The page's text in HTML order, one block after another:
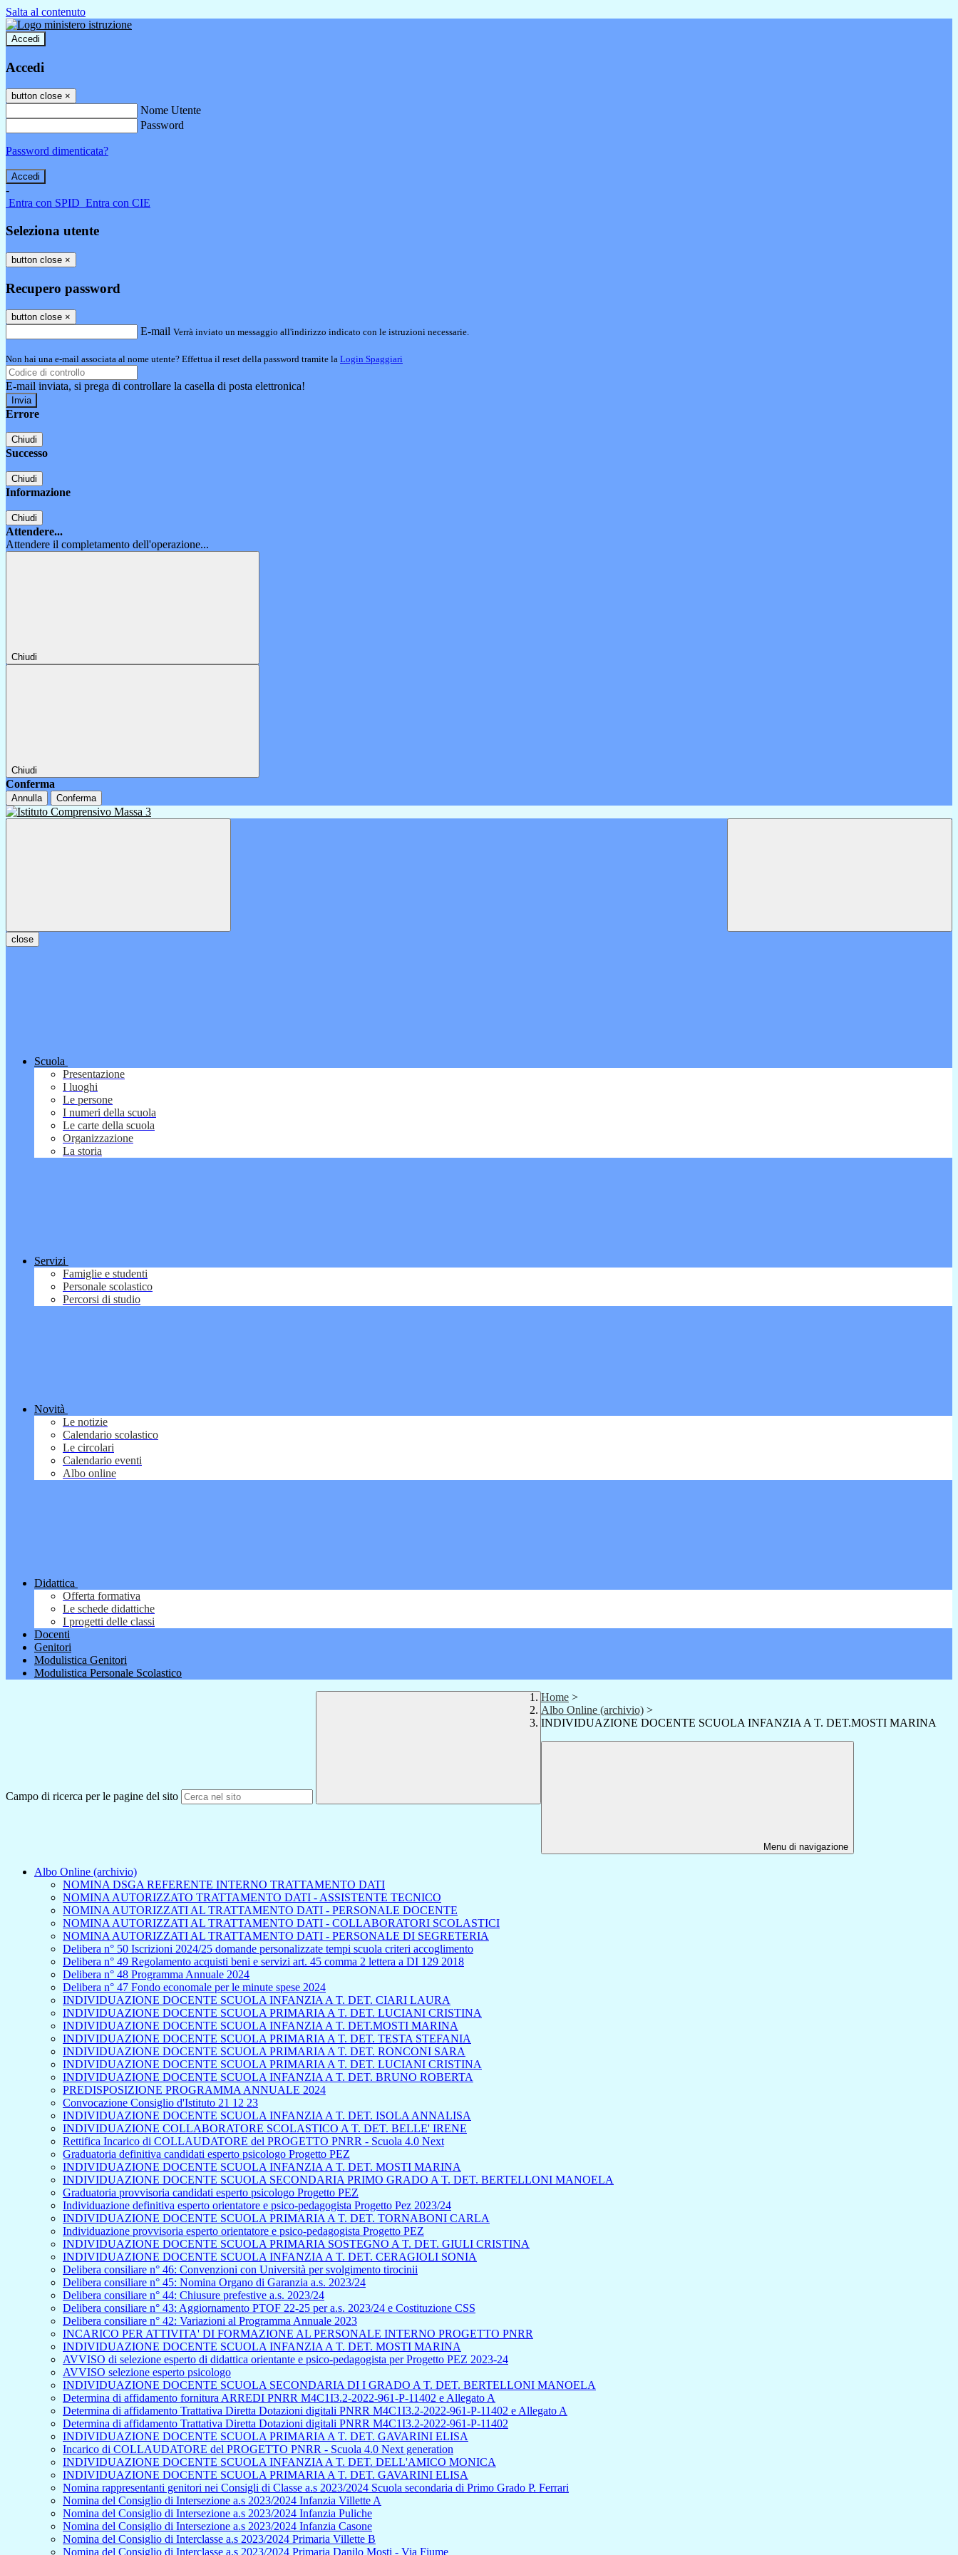
Salta al contenuto
Accedi
Accedi
button close ×
Nome Utente
Password
Password dimenticata?
-
Entra con SPID Entra con CIE
Seleziona utente
button close ×
Recupero password
button close ×
E-mail Verrà inviato un messaggio all'indirizzo indicato con le istruzioni necessarie.
Non hai una e-mail associata al nome utente? Effettua il reset della password tramite la Login Spaggiari
E-mail inviata, si prega di controllare la casella di posta elettronica!
Errore
Chiudi
Successo
Chiudi
Informazione
Chiudi
Attendere...
Attendere il completamento dell'operazione...
Chiudi
Chiudi
Conferma
Annulla Conferma
close
Scuola
Presentazione
I luoghi
Le persone
I numeri della scuola
Le carte della scuola
Organizzazione
La storia
Servizi
Famiglie e studenti
Personale scolastico
Percorsi di studio
Novità
Le notizie
Calendario scolastico
Le circolari
Calendario eventi
Albo online
Didattica
Offerta formativa
Le schede didattiche
I progetti delle classi
Docenti
Genitori
Modulistica Genitori
Modulistica Personale Scolastico
Campo di ricerca per le pagine del sito
Home >
Albo Online (archivio) >
INDIVIDUAZIONE DOCENTE SCUOLA INFANZIA A T. DET.MOSTI MARINA
Menu di navigazione
Albo Online (archivio)
NOMINA DSGA REFERENTE INTERNO TRATTAMENTO DATI
NOMINA AUTORIZZATO TRATTAMENTO DATI - ASSISTENTE TECNICO
NOMINA AUTORIZZATI AL TRATTAMENTO DATI - PERSONALE DOCENTE
NOMINA AUTORIZZATI AL TRATTAMENTO DATI - COLLABORATORI SCOLASTICI
NOMINA AUTORIZZATI AL TRATTAMENTO DATI - PERSONALE DI SEGRETERIA
Delibera n° 50 Iscrizioni 2024/25 domande personalizzate tempi scuola criteri accoglimento
Delibera n° 49 Regolamento acquisti beni e servizi art. 45 comma 2 lettera a DI 129 2018
Delibera n° 48 Programma Annuale 2024
Delibera n° 47 Fondo economale per le minute spese 2024
INDIVIDUAZIONE DOCENTE SCUOLA INFANZIA A T. DET. CIARI LAURA
INDIVIDUAZIONE DOCENTE SCUOLA PRIMARIA A T. DET. LUCIANI CRISTINA
INDIVIDUAZIONE DOCENTE SCUOLA INFANZIA A T. DET.MOSTI MARINA
INDIVIDUAZIONE DOCENTE SCUOLA PRIMARIA A T. DET. TESTA STEFANIA
INDIVIDUAZIONE DOCENTE SCUOLA PRIMARIA A T. DET. RONCONI SARA
INDIVIDUAZIONE DOCENTE SCUOLA PRIMARIA A T. DET. LUCIANI CRISTINA
INDIVIDUAZIONE DOCENTE SCUOLA INFANZIA A T. DET. BRUNO ROBERTA
PREDISPOSIZIONE PROGRAMMA ANNUALE 2024
Convocazione Consiglio d'Istituto 21 12 23
INDIVIDUAZIONE DOCENTE SCUOLA INFANZIA A T. DET. ISOLA ANNALISA
INDIVIDUAZIONE COLLABORATORE SCOLASTICO A T. DET. BELLE' IRENE
Rettifica Incarico di COLLAUDATORE del PROGETTO PNRR - Scuola 4.0 Next
Graduatoria definitiva candidati esperto psicologo Progetto PEZ
INDIVIDUAZIONE DOCENTE SCUOLA INFANZIA A T. DET. MOSTI MARINA
INDIVIDUAZIONE DOCENTE SCUOLA SECONDARIA PRIMO GRADO A T. DET. BERTELLONI MANOELA
Graduatoria provvisoria candidati esperto psicologo Progetto PEZ
Individuazione definitiva esperto orientatore e psico-pedagogista Progetto Pez 2023/24
INDIVIDUAZIONE DOCENTE SCUOLA PRIMARIA A T. DET. TORNABONI CARLA
Individuazione provvisoria esperto orientatore e psico-pedagogista Progetto PEZ
INDIVIDUAZIONE DOCENTE SCUOLA PRIMARIA SOSTEGNO A T. DET. GIULI CRISTINA
INDIVIDUAZIONE DOCENTE SCUOLA INFANZIA A T. DET. CERAGIOLI SONIA
Delibera consiliare n° 46: Convenzioni con Università per svolgimento tirocinii
Delibera consiliare n° 45: Nomina Organo di Garanzia a.s. 2023/24
Delibera consiliare n° 44: Chiusure prefestive a.s. 2023/24
Delibera consiliare n° 43: Aggiornamento PTOF 22-25 per a.s. 2023/24 e Costituzione CSS
Delibera consiliare n° 42: Variazioni al Programma Annuale 2023
INCARICO PER ATTIVITA' DI FORMAZIONE AL PERSONALE INTERNO PROGETTO PNRR
INDIVIDUAZIONE DOCENTE SCUOLA INFANZIA A T. DET. MOSTI MARINA
AVVISO di selezione esperto di didattica orientante e psico-pedagogista per Progetto PEZ 2023-24
AVVISO selezione esperto psicologo
INDIVIDUAZIONE DOCENTE SCUOLA SECONDARIA DI I GRADO A T. DET. BERTELLONI MANOELA
Determina di affidamento fornitura ARREDI PNRR M4C1I3.2-2022-961-P-11402 e Allegato A
Determina di affidamento Trattativa Diretta Dotazioni digitali PNRR M4C1I3.2-2022-961-P-11402 e Allegato A
Determina di affidamento Trattativa Diretta Dotazioni digitali PNRR M4C1I3.2-2022-961-P-11402
INDIVIDUAZIONE DOCENTE SCUOLA PRIMARIA A T. DET. GAVARINI ELISA
Incarico di COLLAUDATORE del PROGETTO PNRR - Scuola 4.0 Next generation
INDIVIDUAZIONE DOCENTE SCUOLA INFANZIA A T. DET. DELL'AMICO MONICA
INDIVIDUAZIONE DOCENTE SCUOLA PRIMARIA A T. DET. GAVARINI ELISA
Nomina rappresentanti genitori nei Consigli di Classe a.s 2023/2024 Scuola secondaria di Primo Grado P. Ferrari
Nomina del Consiglio di Intersezione a.s 2023/2024 Infanzia Villette A
Nomina del Consiglio di Intersezione a.s 2023/2024 Infanzia Puliche
Nomina del Consiglio di Intersezione a.s 2023/2024 Infanzia Casone
Nomina del Consiglio di Interclasse a.s 2023/2024 Primaria Villette B
Nomina del Consiglio di Interclasse a.s 2023/2024 Primaria Danilo Mosti - Via Fiume